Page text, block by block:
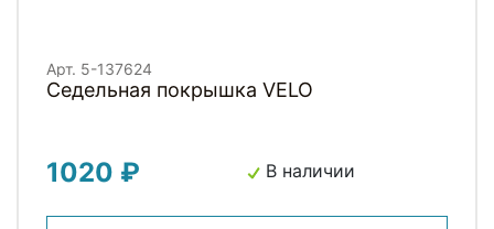
Арт. 5-137624
Седельная покрышка VELO
1020 ₽ В наличии